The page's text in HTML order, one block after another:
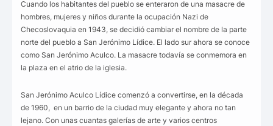
Cuando los habitantes del pueblo se enteraron de una masacre de
hombres, mujeres y niños durante la ocupación Nazi de
Checoslovaquia en 1943, se decidió cambiar el nombre de la parte
norte del pueblo a San Jerónimo Lídice. El lado sur ahora se conoce
como San Jerónimo Aculco. La masacre todavía se conmemora en
la plaza en el atrio de la iglesia.
San Jerónimo Aculco Lídice comenzó a convertirse, en la década
de 1960, en un barrio de la ciudad muy elegante y ahora no tan
lejano. Con unas cuantas galerías de arte y varios centros